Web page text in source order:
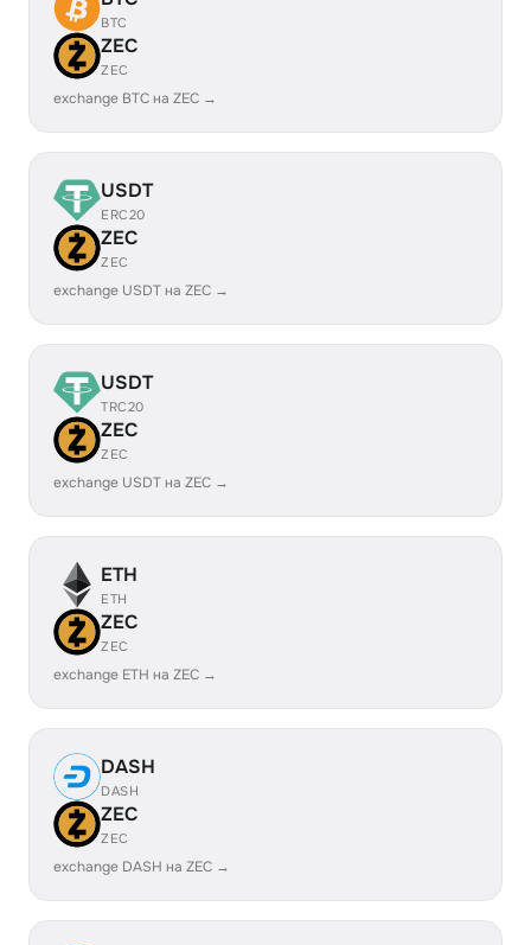
BTC
ZEC
ZEC
exchange BTC на ZEC →
USDT
ERC20
ZEC
ZEC
exchange USDT на ZEC →
USDT
TRC20
ZEC
ZEC
exchange USDT на ZEC →
ETH
ETH
ZEC
ZEC
exchange ETH на ZEC →
DASH
DASH
ZEC
ZEC
exchange DASH на ZEC →